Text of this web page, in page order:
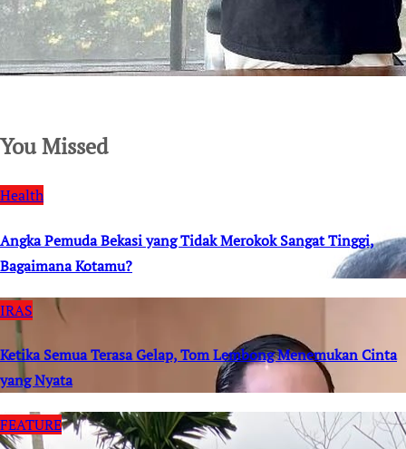
You Missed
Health
Angka Pemuda Bekasi yang Tidak Merokok Sangat Tinggi,
Bagaimana Kotamu?
IRAS
Ketika Semua Terasa Gelap, Tom Lembong Menemukan Cinta
yang Nyata
FEATURE